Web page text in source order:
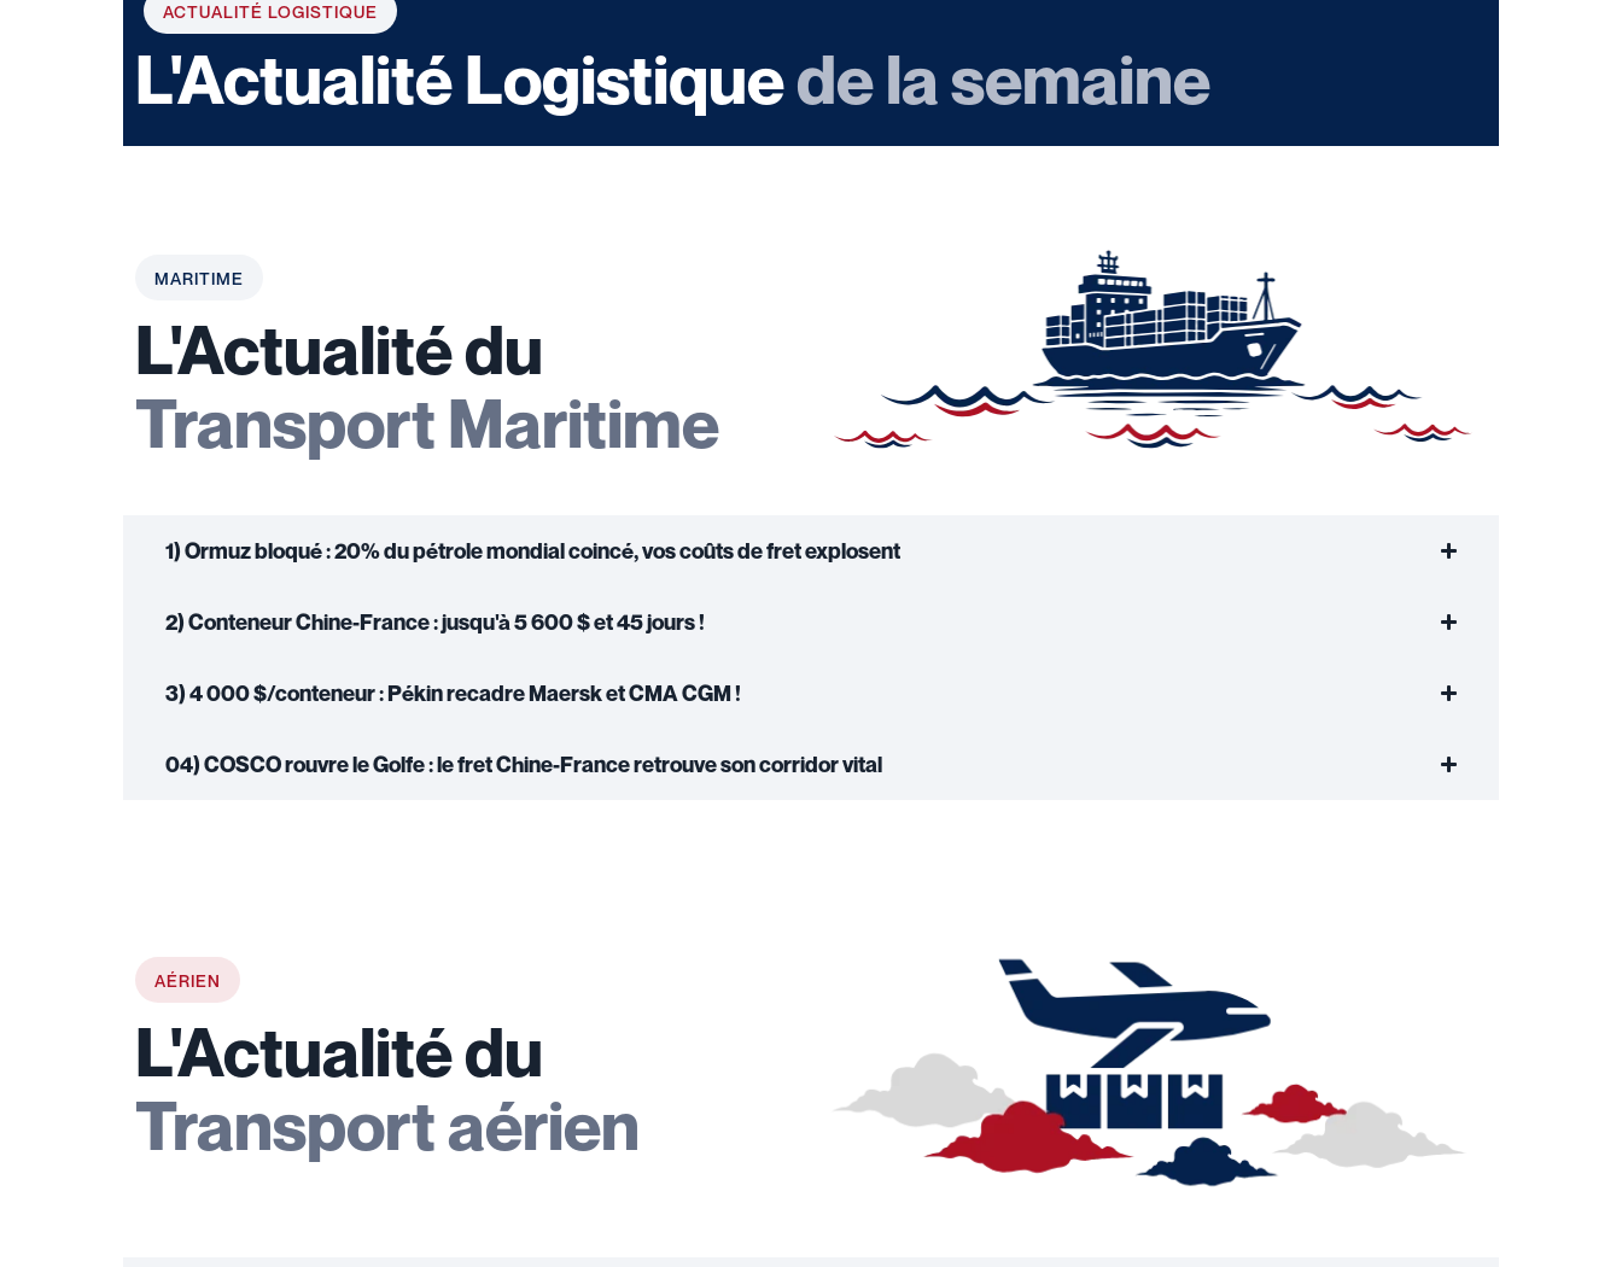
ACTUALITÉ LOGISTIQUE
L'Actualité Logistiquede la semaine
MARITIME
L'Actualité du
Transport Maritime
1) Ormuz bloqué : 20% du pétrole mondial coincé, vos coûts de fret explosent
2) Conteneur Chine-France : jusqu'à 5 600 $ et 45 jours !
3) 4 000 $/conteneur : Pékin recadre Maersk et CMA CGM !
04) COSCO rouvre le Golfe : le fret Chine-France retrouve son corridor vital
AÉRIEN
L'Actualité du
Transport aérien